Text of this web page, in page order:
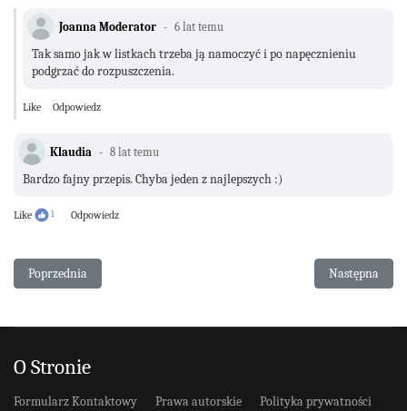
Joanna Moderator 6 lat temu
Tak samo jak w listkach trzeba ją namoczyć i po napęcznieniu
podgrzać do rozpuszczenia.
Like Odpowiedz
Klaudia 8 lat temu
Bardzo fajny przepis. Chyba jeden z najlepszych :)
Like 1 Odpowiedz
Poprzednia strona: Sernik limonkowy na zimno
Poprzednia Następna
Następna
O Stronie
Formularz Kontaktowy Prawa autorskie Polityka prywatności